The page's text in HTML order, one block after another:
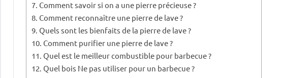
Comment savoir si on a une pierre précieuse ?
Comment reconnaître une pierre de lave ?
Quels sont les bienfaits de la pierre de lave ?
Comment purifier une pierre de lave ?
Quel est le meilleur combustible pour barbecue ?
Quel bois Ne pas utiliser pour un barbecue ?